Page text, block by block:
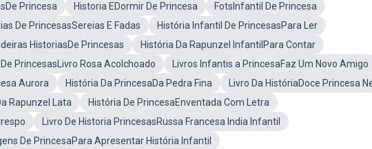
Princesa Historia EDormir De Princesa
FotsInfantil De Princesa
De PrincesasSereias E Fadas
História Infantil De PrincesasPara Ler
HistoriasDe Princesas
História Da Rapunzel InfantilPara Contar
PrincesasLivro Rosa Acolchoado
Livros Infantis a PrincesaFaz Um Novo Amigo
Aurora
História Da PrincesaDa Pedra Fina
Livro Da HistóriaDoce Princesa
Rapunzel Lata
História De PrincesaEnventada Com Letra
Livro De Historia PrincesasRussa Francesa India Infantil
De PrincesaPara Apresentar História Infantil